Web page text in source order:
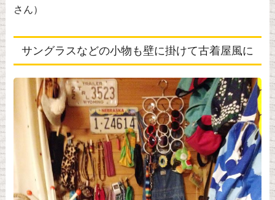
さん）
サングラスなどの小物も壁に掛けて古着屋風に